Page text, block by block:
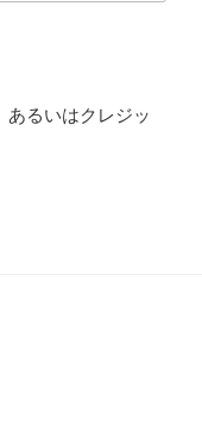
あるいはクレジッ